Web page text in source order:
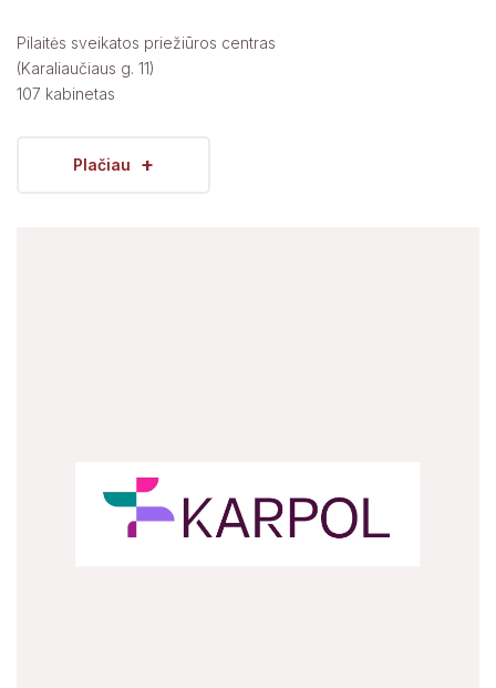
Pilaitės sveikatos priežiūros centras
(Karaliaučiaus g. 11)
107 kabinetas
Plačiau +